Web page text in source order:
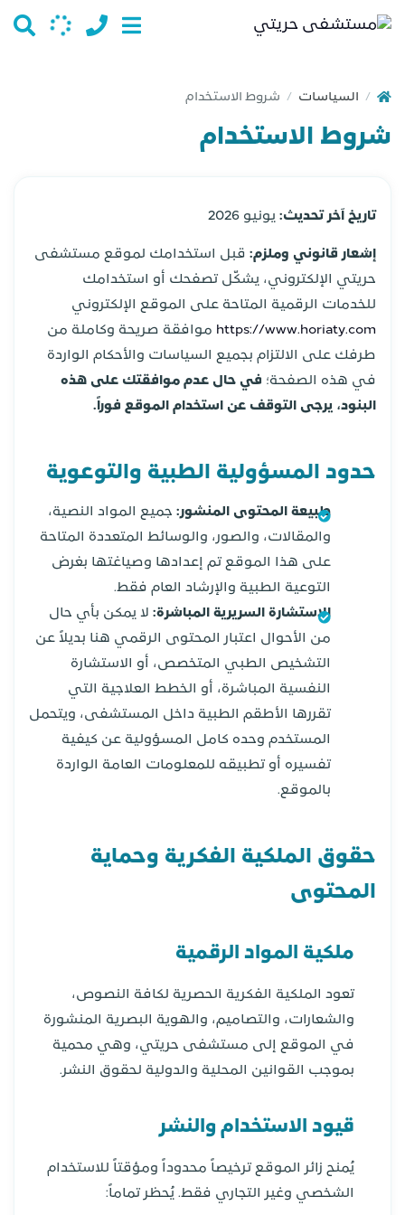
/ السياسات / شروط الاستخدام
شروط الاستخدام
تاريخ آخر تحديث: يونيو 2026
إشعار قانوني وملزم: قبل استخدامك لموقع مستشفى
حريتي الإلكتروني، يشكّل تصفحك أو استخدامك
للخدمات الرقمية المتاحة على الموقع الإلكتروني
https://www.horiaty.com موافقة صريحة وكاملة من
طرفك على الالتزام بجميع السياسات والأحكام الواردة
في هذه الصفحة؛ في حال عدم موافقتك على هذه
البنود، يرجى التوقف عن استخدام الموقع فوراً.
حدود المسؤولية الطبية والتوعوية
طبيعة المحتوى المنشور:جميع المواد النصية،
والمقالات، والصور، والوسائط المتعددة المتاحة
على هذا الموقع تم إعدادها وصياغتها بغرض
التوعية الطبية والإرشاد العام فقط.
الاستشارة السريرية المباشرة:لا يمكن بأي حال
من الأحوال اعتبار المحتوى الرقمي هنا بديلاً عن
التشخيص الطبي المتخصص، أو الاستشارة
النفسية المباشرة، أو الخطط العلاجية التي
تقررها الأطقم الطبية داخل المستشفى، ويتحمل
المستخدم وحده كامل المسؤولية عن كيفية
تفسيره أو تطبيقه للمعلومات العامة الواردة
بالموقع.
حقوق الملكية الفكرية وحماية
المحتوى
ملكية المواد الرقمية
تعود الملكية الفكرية الحصرية لكافة النصوص،
والشعارات، والتصاميم، والهوية البصرية المنشورة
في الموقع إلى مستشفى حريتي، وهي محمية
بموجب القوانين المحلية والدولية لحقوق النشر.
قيود الاستخدام والنشر
يُمنح زائر الموقع ترخيصاً محدوداً ومؤقتاً للاستخدام
الشخصي وغير التجاري فقط. يُحظر تماماً: